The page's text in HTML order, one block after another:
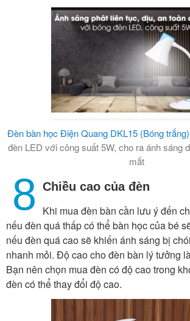
Đèn bàn học Điện Quang DKL15 (Bóng trắng)
đèn LED với công suất 5W, cho ra ánh sáng
mắt
8 Chiều cao của đèn
Khi mua đèn bàn cần lưu ý đến
nếu đèn quá thấp có thể bàn học của bé
nếu đèn quá cao sẽ khiến ánh sáng bị
nhanh mỏi. Độ cao cho đèn bàn lý tưởng
Bạn nên chọn mua đèn có độ cao trong
đèn có thể thay đổi độ cao.